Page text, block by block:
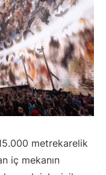
metrekarelik
iç mekanın